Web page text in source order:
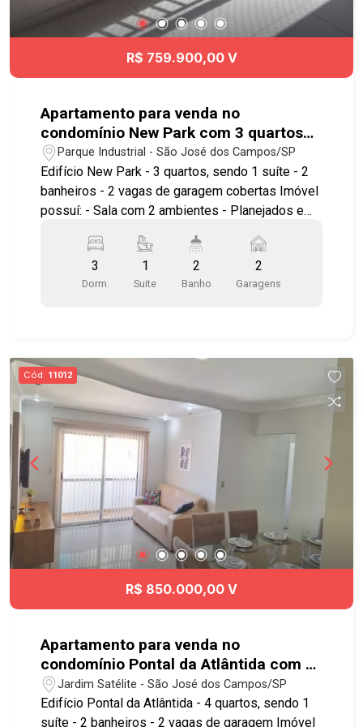
infantil - Fitness Além de ser próximo a vários
pontos de comércio como supermercados,
farmácias, lojas e escolas. #imobiliaria
#apartamentoparavenda #maranataparque
R$ 759.900,00 V
Apartamento para venda no
condomínio New Park com 3 quartos
sendo 1 suíte - 78 m² - No bairro
Parque Industrial - SJC
Parque Industrial - São José dos Campos/SP
Edifício New Park - 3 quartos, sendo 1 suíte - 2
banheiros - 2 vagas de garagem cobertas Imóvel
possuí: - Sala com 2 ambientes - Planejados em
churrasqueira - Aquecimento a gás - Andar alto
com sol da manhã Lazer do condomínio: -
Academia ao ar livre - Churrasqueira - Piscina
contar com amplo comércio e serviços nos
arredores. Fácil acesso à Avenida Bacabal,
Avenida Cidade Jardim, Anel Viário e à Rodovia
Presidente Dutra, proporcionando rápida conexão
com diversas regiões da cidade. Agende já sua
visita!! #aptovenda #aptovendaSJC
#ParqueIndustrial #newpark #geracaoimoveis
3
Dorm.
1
Suite
2
Banho
2
Garagens
Cód. 11012
R$ 850.000,00 V
Apartamento para venda no
condomínio Pontal da Atlântida com 4
quartos e 2 vagas - 96m² no bairro
Jardim Satélite
Jardim Satélite - São José dos Campos/SP
Edifício Pontal da Atlântida - 4 quartos, sendo 1
suíte - 2 banheiros - 2 vagas de garagem Imóvel